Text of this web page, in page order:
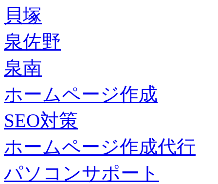
貝塚
泉佐野
泉南
ホームページ作成
SEO対策
ホームページ作成代行
パソコンサポート